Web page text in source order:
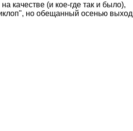
качестве (и кое-где так и было),
но обещанный осенью выход